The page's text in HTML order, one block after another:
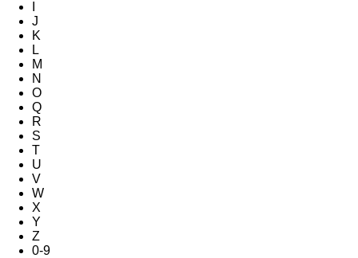
J
K
L
M
N
O
Q
R
S
T
U
V
W
X
Y
Z
0-9